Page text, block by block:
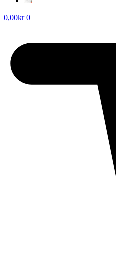
0,00kr 0